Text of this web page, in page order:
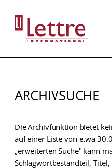
Inhalt
ARCHIVSUCHE
Die Archivfunktion bietet
auf einer Liste von etwa
„erweiterten Suche" kann
Schlagwortbestandteil, Titel,